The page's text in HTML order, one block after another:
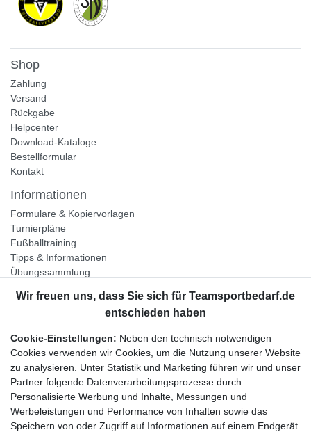
Shop
Zahlung
Versand
Rückgabe
Helpcenter
Download-Kataloge
Bestellformular
Kontakt
Informationen
Formulare & Kopiervorlagen
Turnierpläne
Fußballtraining
Tipps & Informationen
Übungssammlung
Unternehmen
Widerrufsrecht
Bestellung widerrufen
Datenschutzerklärung
AGB
Impressum
Cookie-Einstellungen: Neben den technisch notwendigen
Cookies verwenden wir Cookies, um die Nutzung unserer Website
zu analysieren. Unter Statistik und Marketing führen wir und unser
Partner folgende Datenverarbeitungsprozesse durch:
Personalisierte Werbung und Inhalte, Messungen und
Werbeleistungen und Performance von Inhalten sowie das
Speichern von oder Zugriff auf Informationen auf einem Endgerät